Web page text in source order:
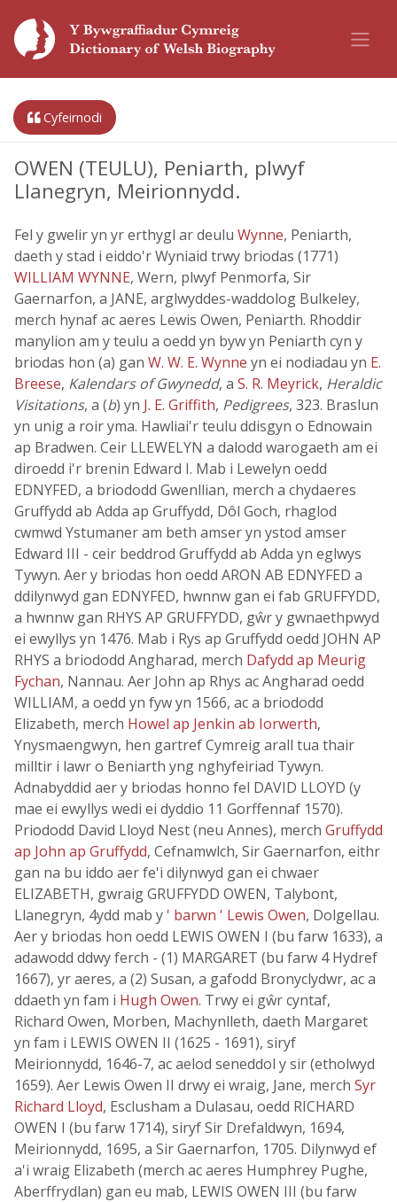
Cyfeirnodi
OWEN (TEULU), Peniarth, plwyf
Llanegryn, Meirionnydd.
Fel y gwelir yn yr erthygl ar deulu Wynne, Peniarth,
daeth y stad i eiddo'r Wyniaid trwy briodas (1771)
WILLIAM WYNNE, Wern, plwyf Penmorfa, Sir
Gaernarfon, a JANE, arglwyddes-waddolog Bulkeley,
merch hynaf ac aeres Lewis Owen, Peniarth. Rhoddir
manylion am y teulu a oedd yn byw yn Peniarth cyn y
briodas hon (a) gan W. W. E. Wynne yn ei nodiadau yn E.
Breese, Kalendars of Gwynedd, a S. R. Meyrick, Heraldic
Visitations, a (b) yn J. E. Griffith, Pedigrees, 323. Braslun
yn unig a roir yma. Hawliai'r teulu ddisgyn o Ednowain
ap Bradwen. Ceir LLEWELYN a dalodd warogaeth am ei
diroedd i'r brenin Edward I. Mab i Lewelyn oedd
EDNYFED, a briododd Gwenllian, merch a chydaeres
Gruffydd ab Adda ap Gruffydd, Dôl Goch, rhaglod
cwmwd Ystumaner am beth amser yn ystod amser
Edward III - ceir beddrod Gruffydd ab Adda yn eglwys
Tywyn. Aer y briodas hon oedd ARON AB EDNYFED a
ddilynwyd gan EDNYFED, hwnnw gan ei fab GRUFFYDD,
a hwnnw gan RHYS AP GRUFFYDD, gŵr y gwnaethpwyd
ei ewyllys yn 1476. Mab i Rys ap Gruffydd oedd JOHN AP
RHYS a briododd Angharad, merch Dafydd ap Meurig
Fychan, Nannau. Aer John ap Rhys ac Angharad oedd
WILLIAM, a oedd yn fyw yn 1566, ac a briododd
Elizabeth, merch Howel ap Jenkin ab Iorwerth,
Ynysmaengwyn, hen gartref Cymreig arall tua thair
milltir i lawr o Beniarth yng nghyfeiriad Tywyn.
Adnabyddid aer y briodas honno fel DAVID LLOYD (y
mae ei ewyllys wedi ei dyddio 11 Gorffennaf 1570).
Priododd David Lloyd Nest (neu Annes), merch Gruffydd
ap John ap Gruffydd, Cefnamwlch, Sir Gaernarfon, eithr
gan na bu iddo aer fe'i dilynwyd gan ei chwaer
ELIZABETH, gwraig GRUFFYDD OWEN, Talybont,
Llanegryn, 4ydd mab y ' barwn ' Lewis Owen, Dolgellau.
Aer y briodas hon oedd LEWIS OWEN I (bu farw 1633), a
adawodd ddwy ferch - (1) MARGARET (bu farw 4 Hydref
1667), yr aeres, a (2) Susan, a gafodd Bronyclydwr, ac a
ddaeth yn fam i Hugh Owen. Trwy ei gŵr cyntaf,
Richard Owen, Morben, Machynlleth, daeth Margaret
yn fam i LEWIS OWEN II (1625 - 1691), siryf
Meirionnydd, 1646-7, ac aelod seneddol y sir (etholwyd
1659). Aer Lewis Owen II drwy ei wraig, Jane, merch Syr
Richard Lloyd, Esclusham a Dulasau, oedd RICHARD
OWEN I (bu farw 1714), siryf Sir Drefaldwyn, 1694,
Meirionnydd, 1695, a Sir Gaernarfon, 1705. Dilynwyd ef
a'i wraig Elizabeth (merch ac aeres Humphrey Pughe,
Aberffrydlan) gan eu mab, LEWIS OWEN III (bu farw